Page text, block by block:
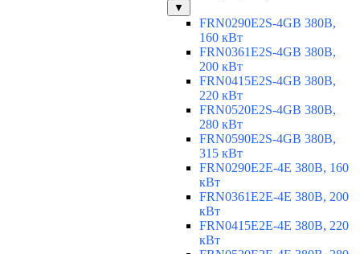
▼
FRN0290E2S-4GB 380В,
160 кВт
FRN0361E2S-4GB 380В,
200 кВт
FRN0415E2S-4GB 380В,
220 кВт
FRN0520E2S-4GB 380В,
280 кВт
FRN0590E2S-4GB 380В,
315 кВт
FRN0290E2E-4E 380В, 160
кВт
FRN0361E2E-4E 380В, 200
кВт
FRN0415E2E-4E 380В, 220
кВт